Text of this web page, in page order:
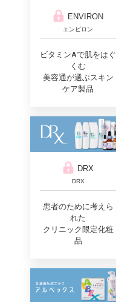
ENVIRON
エンビロン
ビタミンAで肌をはぐ
くむ
美容通が選ぶスキン
ケア製品
DRX
DRX
患者のために考えら
れた
クリニック限定化粧
品